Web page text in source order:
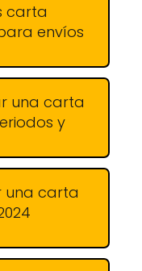
carta
envíos
una carta
y
una carta